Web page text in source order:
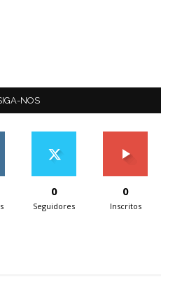
NOS
0
Seguidores
0
Inscritos